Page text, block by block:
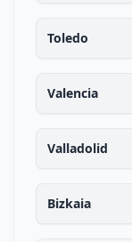
Toledo
Valencia
Valladolid
Bizkaia